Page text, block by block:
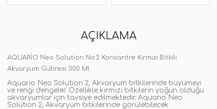
AÇIKLAMA
AQUARİO Neo Solution No:2 Konsantre Kırmızı Bitkili
Akvaryum Gübresi 300 Ml
Aquario Neo Solution 2, Akvaryum bitkilerinde büyümeyi
ve rengi dengeler. Özellikle kırmızı bitkilerin yoğun olduğu
akvaryumlar için tavsiye edilmektedir. Aquario Neo
Solution 2, Akvaryum bitkilerinde görülebilecek